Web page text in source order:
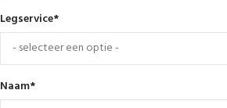
Legservice*
Naam*